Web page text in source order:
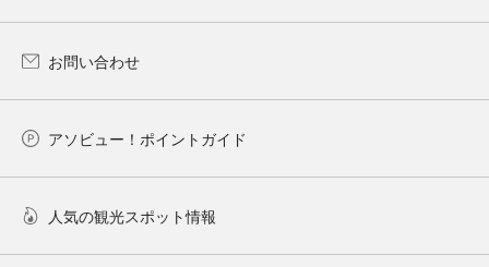
お問い合わせ
アソビュー！ポイントガイド
人気の観光スポット情報